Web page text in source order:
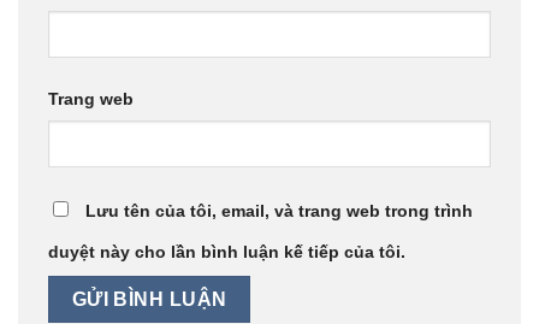
Trang web
Lưu tên của tôi, email, và trang web trong trình
duyệt này cho lần bình luận kế tiếp của tôi.